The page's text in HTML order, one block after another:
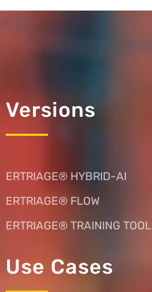
Versions
ERTRIAGE® HYBRID-AI
ERTRIAGE® FLOW
ERTRIAGE® TRAINING TOOL
Use Cases